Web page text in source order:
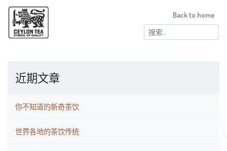
搜
索：
Back to home
近期文章
你不知道的新奇茶饮
世界各地的茶饮传统